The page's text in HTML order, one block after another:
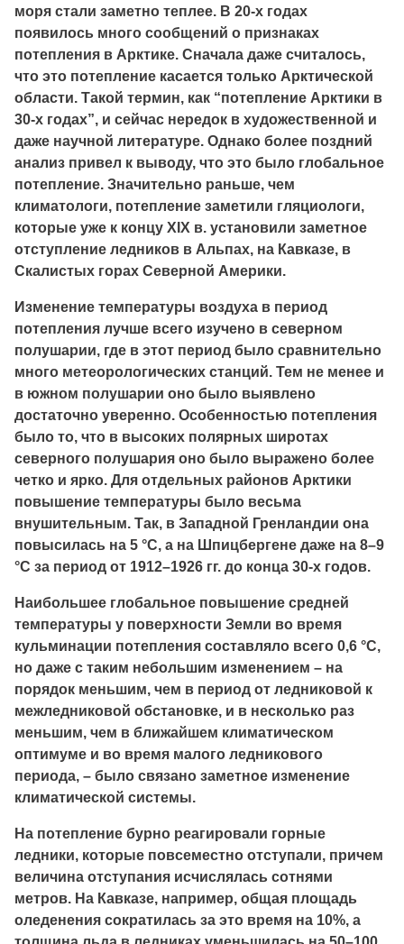
моря стали заметно теплее. В 20-х годах
появилось много сообщений о признаках
потепления в Арктике. Сначала даже считалось,
что это потепление касается только Арктической
области. Такой термин, как “потепление Арктики в
30-х годах”, и сейчас нередок в художественной и
даже научной литературе. Однако более поздний
анализ привел к выводу, что это было глобальное
потепление. Значительно раньше, чем
климатологи, потепление заметили гляциологи,
которые уже к концу XIX в. установили заметное
отступление ледников в Альпах, на Кавказе, в
Скалистых горах Северной Америки.
Изменение температуры воздуха в период
потепления лучше всего изучено в северном
полушарии, где в этот период было сравнительно
много метеорологических станций. Тем не менее и
в южном полушарии оно было выявлено
достаточно уверенно. Особенностью потепления
было то, что в высоких полярных широтах
северного полушария оно было выражено более
четко и ярко. Для отдельных районов Арктики
повышение температуры было весьма
внушительным. Так, в Западной Гренландии она
повысилась на 5 °С, а на Шпицбергене даже на 8–9
°С за период от 1912–1926 гг. до конца 30-х годов.
Наибольшее глобальное повышение средней
температуры у поверхности Земли во время
кульминации потепления составляло всего 0,6 °С,
но даже с таким небольшим изменением – на
порядок меньшим, чем в период от ледниковой к
межледниковой обстановке, и в несколько раз
меньшим, чем в ближайшем климатическом
оптимуме и во время малого ледникового
периода, – было связано заметное изменение
климатической системы.
На потепление бурно реагировали горные
ледники, которые повсеместно отступали, причем
величина отступания исчислялась сотнями
метров. На Кавказе, например, общая площадь
оледенения сократилась за это время на 10%, а